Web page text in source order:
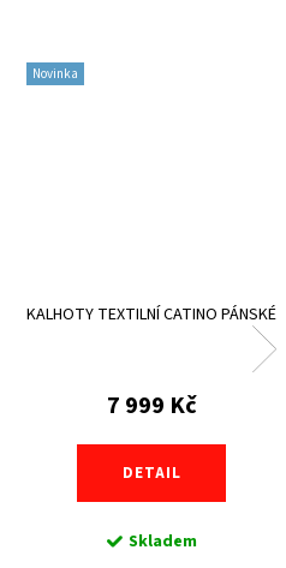
Novinka
KALHOTY TEXTILNÍ CATINO PÁNSKÉ
7 999 Kč
DETAIL
Skladem